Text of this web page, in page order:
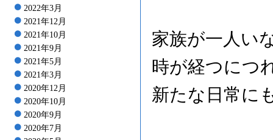
2022年3月
2021年12月
2021年10月
2021年9月
2021年5月
2021年3月
2020年12月
2020年10月
2020年9月
2020年7月
家族が一人い
時が経つにつ
新たな日常に